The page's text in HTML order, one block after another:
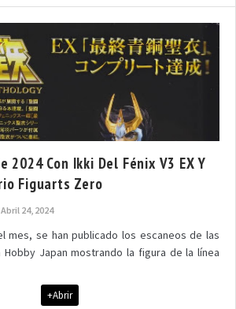
2024 Con Ikki Del Fénix V3 EX Y
Figuarts Zero
Abril 24, 2024
mes, se han publicado los escaneos de las
Japan mostrando la figura de la línea
+Abrir